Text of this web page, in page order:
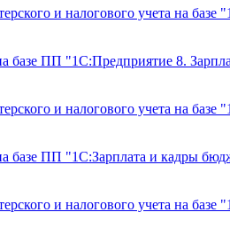
и налогового учета на
базе ПП "1С:Предприятие 8.
и налогового учета на базе
базе ПП "1С:Зарплата и кадры
и налогового учета на